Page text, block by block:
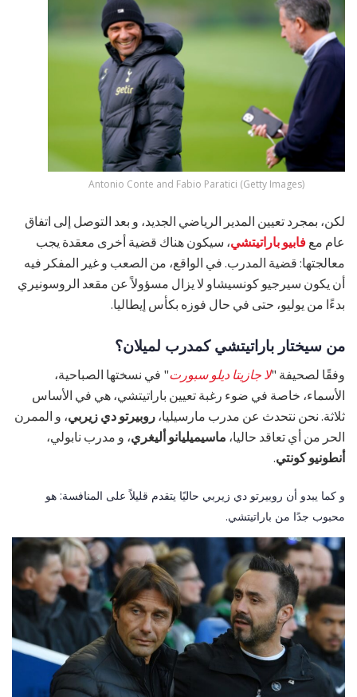
Antonio Conte and Fabio Paratici (Getty Images)
لكن، بمجرد تعيين المدير الرياضي الجديد، و بعد التوصل إلى اتفاق
عام مع فابيو باراتيتشي، سيكون هناك قضية أخرى معقدة يجب
معالجتها: قضية المدرب. في الواقع، من الصعب و غير المفكر فيه
أن يكون سيرجيو كونسيشاو لا يزال مسؤولاً عن مقعد الروسونيري
بدءًا من يوليو، حتى في حال فوزه بكأس إيطاليا.
من سيختار باراتيتشي كمدرب لميلان؟
وفقًا لصحيفة "لا جازيتا ديلو سبورت" في نسختها الصباحية،
الأسماء، خاصة في ضوء رغبة تعيين باراتيتشي، هي في الأساس
ثلاثة. نحن نتحدث عن مدرب مارسيليا، روبيرتو دي زيربي، و الممرن
الحر من أي تعاقد حاليا، ماسيميليانو أليغري، و مدرب نابولي،
أنطونيو كونتي.
و كما يبدو أن روبيرتو دي زيربي حاليًا يتقدم قليلاً على المنافسة: هو
محبوب جدًا من باراتيتشي.